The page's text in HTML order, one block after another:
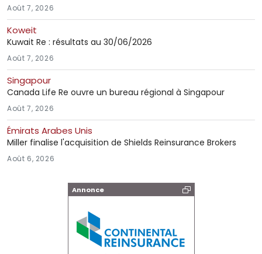
Août 7, 2026
Koweit
Kuwait Re : résultats au 30/06/2026
Août 7, 2026
Singapour
Canada Life Re ouvre un bureau régional à Singapour
Août 7, 2026
Émirats Arabes Unis
Miller finalise l'acquisition de Shields Reinsurance Brokers
Août 6, 2026
Annonce